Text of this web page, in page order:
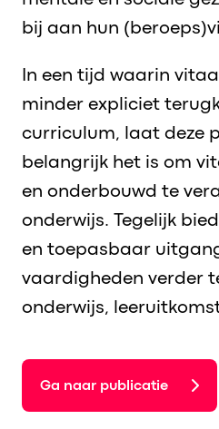
bij aan hun
In een tijd waarin
minder expliciet
curriculum, laat deze
belangrijk het is om
en onderbouwd te
onderwijs. Tegelijk
en toepasbaar
vaardigheden verder
onderwijs,
Ga naar publicatie